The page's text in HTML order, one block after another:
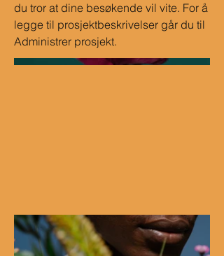
du tror at dine besøkende vil vite. For å
legge til prosjektbeskrivelser går du til
Administrer prosjekt.